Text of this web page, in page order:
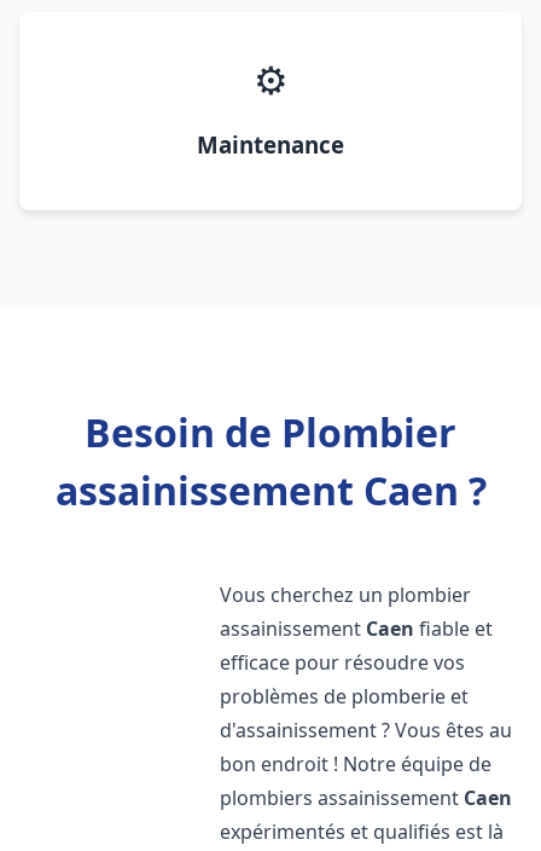
⚙️
Maintenance
Besoin de Plombier
assainissement Caen ?
Vous cherchez un plombier
assainissement Caen fiable et
efficace pour résoudre vos
problèmes de plomberie et
d'assainissement ? Vous êtes au
bon endroit ! Notre équipe de
plombiers assainissement Caen
expérimentés et qualifiés est là